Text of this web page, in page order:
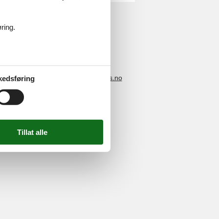
2251-E-post:
info@feline-holidays.no